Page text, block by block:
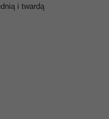
i twardą